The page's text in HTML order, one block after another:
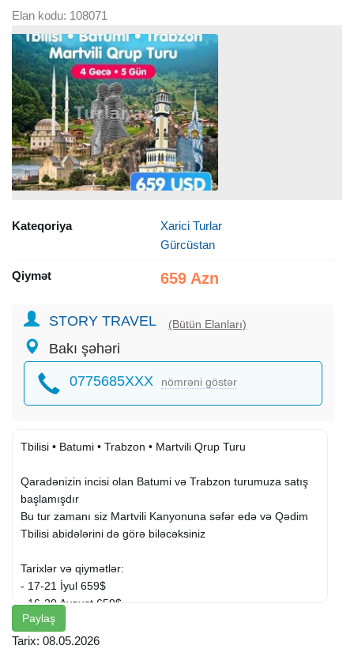
Elan kodu: 108071
Kateqoriya
Xarici Turlar
Gürcüstan
Qiymət 659 Azn
STORY TRAVEL (Bütün Elanları)
Bakı şəhəri
0775685XXX nömrəni göstər
Tbilisi • Batumi • Trabzon • Martvili Qrup Turu
Qaradənizin incisi olan Batumi və Trabzon turumuza satış
başlamışdır
Bu tur zamanı siz Martvili Kanyonuna səfər edə və Qədim
Tbilisi abidələrini də görə biləcəksiniz
Tarixlər və qiymətlər:
- 17-21 İyul 659$
- 16-20 Avqust 659$
Qiymətə daxildir:
Paylaş
Tarix: 08.05.2026